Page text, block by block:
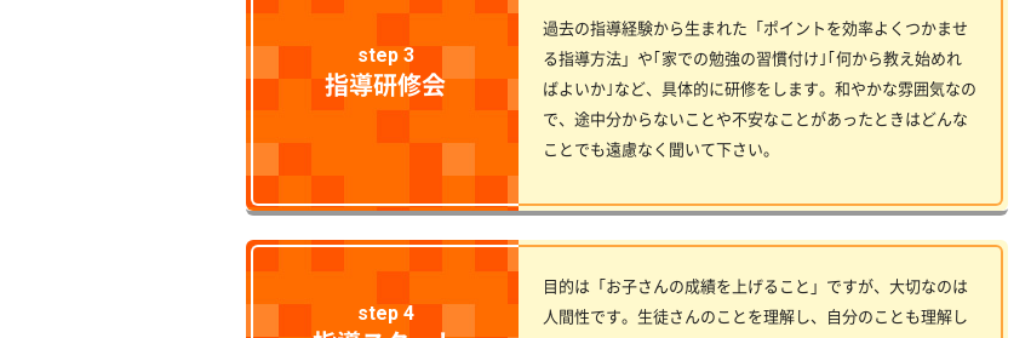
step 3
指導研修会
過去の指導経験から生まれた「ポイントを効率よくつかませ
る指導方法」や｢家での勉強の習慣付け｣｢何から教え始めれ
ばよいか｣など、具体的に研修をします。和やかな雰囲気なの
で、途中分からないことや不安なことがあったときはどんな
ことでも遠慮なく聞いて下さい。
step 4
目的は「お子さんの成績を上げること」ですが、大切なのは
人間性です。生徒さんのことを理解し、自分のことも理解し